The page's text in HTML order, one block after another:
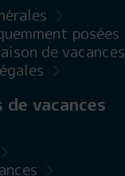
posées
de vacances
de vacances